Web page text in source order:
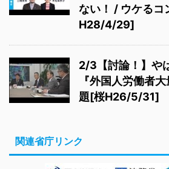
ない！ / ウケるコ
H28/4/29]
2/3【討論！】や
『外国人労働者
題[桜H26/5/31]
関連省庁リンク